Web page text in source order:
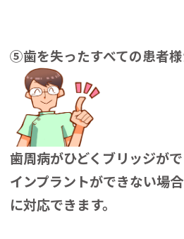
⑤歯を失ったすべての患者
歯周病がひどくブリッジが
インプラントができない場
に対応できます。